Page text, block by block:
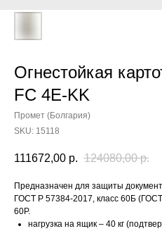
Огнестойкая
FC 4E-KK
Промет (Болгария)
SKU: 15118
111672,00 р. 124080,00 р.
Предназначен для защиты
ГОСТ Р 57384-2017, класс 60Б
60P.
нагрузка на ящик – 40 кг